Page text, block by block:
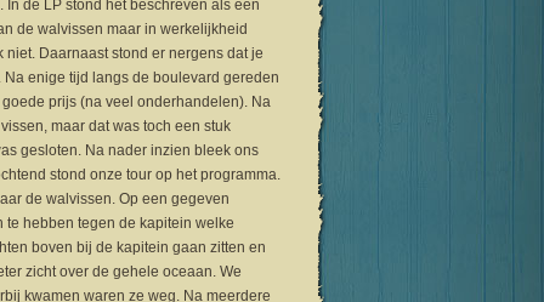
de LP stond het beschreven als een
de walvissen maar in werkelijkheid
Daarnaast stond er nergens dat je
enige tijd langs de boulevard gereden
prijs (na veel onderhandelen). Na
maar dat was toch een stuk
gesloten. Na nader inzien bleek ons
stond onze tour op het programma.
de walvissen. Op een gegeven
hebben tegen de kapitein welke
boven bij de kapitein gaan zitten en
zicht over de gehele oceaan. We
kwamen waren ze weg. Na meerdere